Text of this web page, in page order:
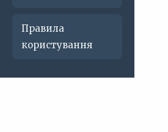
Правила
користування